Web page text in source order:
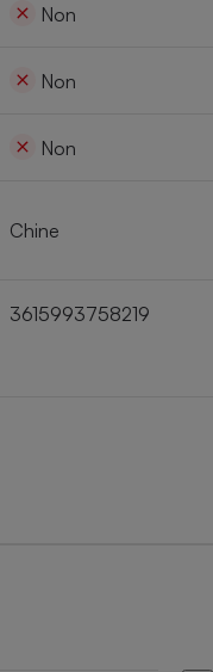
Non
Non
Non
Chine
3615993758219